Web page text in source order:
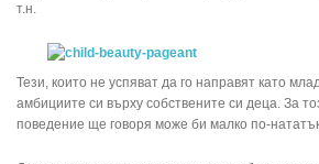
т.н.
Тези, които не успяват да го направят като
амбициите си върху собствените си деца. За
поведение ще говоря може би малко по-